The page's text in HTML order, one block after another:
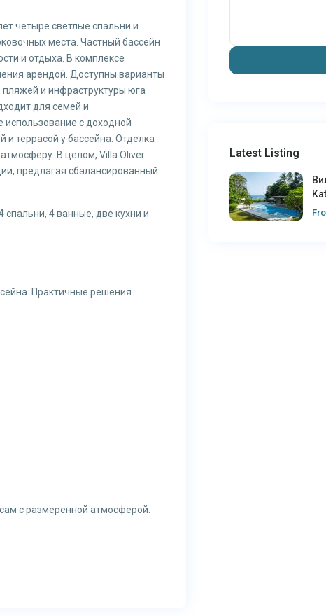
четыре светлые спальни и
места. Частный бассейн
и отдыха. В комплексе
арендой. Доступны варианты
и инфраструктуры юга
для семей и
использование с доходной
террасой у бассейна. Отделка
В целом, Villa Oliver
предлагая сбалансированный
4 ванные, две кухни и
Практичные решения
с размеренной атмосферой.
Latest Listing